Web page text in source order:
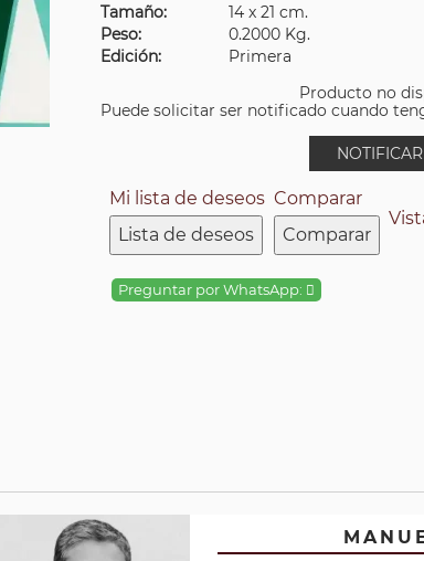
Tamaño:
14 x 21 cm.
Peso:
0.2000 Kg.
Edición:
Primera
Producto no
Puede solicitar ser notificado cuando
Mi lista de deseos
Lista de deseos
Comparar
Comparar
Preguntar por WhatsApp: